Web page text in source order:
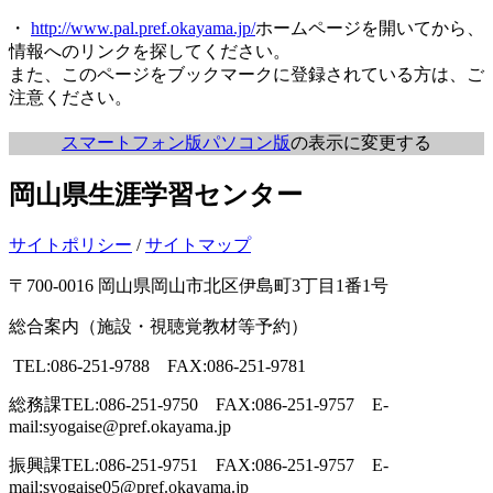
・ http://www.pal.pref.okayama.jp/ホームページを開いてから、
情報へのリンクを探してください。
また、このページをブックマークに登録されている方は、ご
注意ください。
スマートフォン版パソコン版の表示に変更する
岡山県生涯学習センター
サイトポリシー /サイトマップ
〒700-0016 岡山県岡山市北区伊島町3丁目1番1号
総合案内（施設・視聴覚教材等予約）
TEL:086-251-9788 FAX:086-251-9781
総務課TEL:086-251-9750 FAX:086-251-9757 E-
mail:syogaise@pref.okayama.jp
振興課TEL:086-251-9751 FAX:086-251-9757 E-
mail:syogaise05@pref.okayama.jp